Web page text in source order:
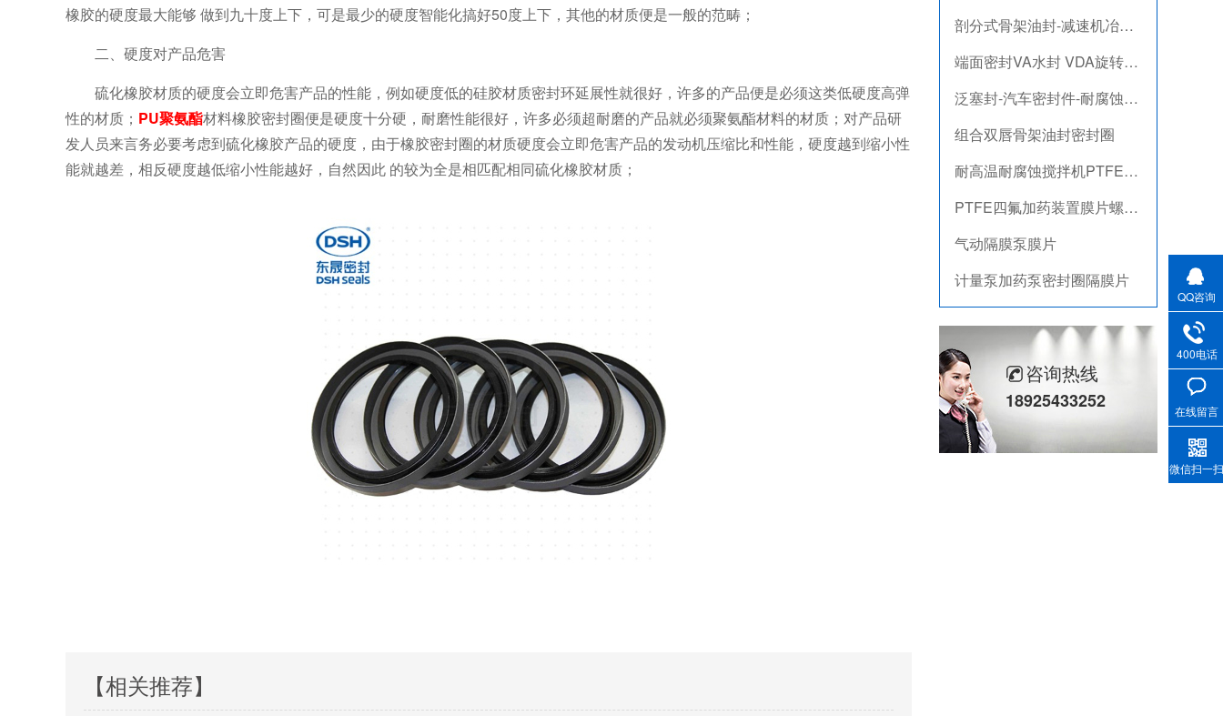
橡胶的硬度最大能够 做到九十度上下，可是最少的硬度智能化搞好50度上下，其他的材质便是一般的范畴；
二、硬度对产品危害
硫化橡胶材质的硬度会立即危害产品的性能，例如硬度低的硅胶材质密封环延展性就很好，许多的产品便是必须这类低硬度高弹
性的材质； PU聚氨酯材料橡胶密封圈便是硬度十分硬，耐磨性能很好，许多必须超耐磨的产品就必须聚氨酯材料的材质；对产品研
发人员来言务必要考虑到硫化橡胶产品的硬度，由于橡胶密封圈的材质硬度会立即危害产品的发动机压缩比和性能，硬度越到缩小性
能就越差，相反硬度越低缩小性能越好，自然因此 的较为全是相匹配相同硫化橡胶材质；
【相关推荐】
不锈钢骨驾油封-螺杆空气压缩机油封
咨询热线
18925433252
QQ咨询
400电话
在线留言
微信扫一扫